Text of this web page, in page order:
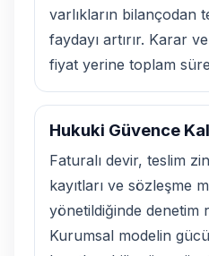
varlıkların bilançodan
faydayı artırır. Karar
fiyat yerine toplam
Hukuki Güvence
Faturalı devir, teslim
kayıtları ve sözleşme
yönetildiğinde denetim
Kurumsal modelin